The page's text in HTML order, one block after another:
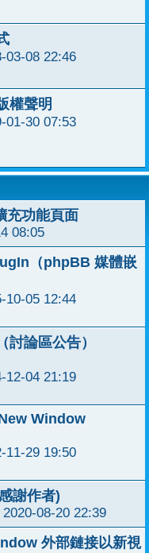
03-08 22:46
權聲明
01-30 07:53
充功能頁面
08:05
（phpBB 媒體嵌
10-05 12:44
論區公告）
12-04 21:19
Window
11-29 19:50
謝作者)
2020-08-20 22:39
外部鏈接以新視